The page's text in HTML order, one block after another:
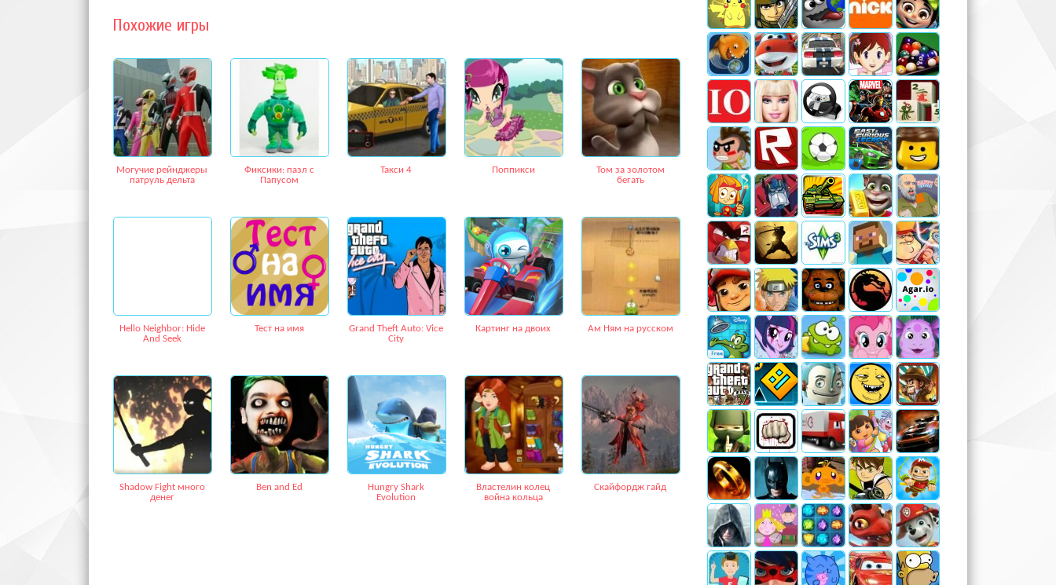
Похожие игры
Могучие рейнджеры
патруль дельта
Фиксики: пазл с
Папусом
Такси 4 Поппикси
Том за золотом
бегать
Hello Neighbor: Hide
And Seek
Тест на имя
Grand Theft Auto: Vice
City
Картинг на двоих Ам Ням на русском
Shadow Fight много
денег
Ben and Ed
Hungry Shark
Evolution
Властелин колец
война кольца
Скайфордж гайд